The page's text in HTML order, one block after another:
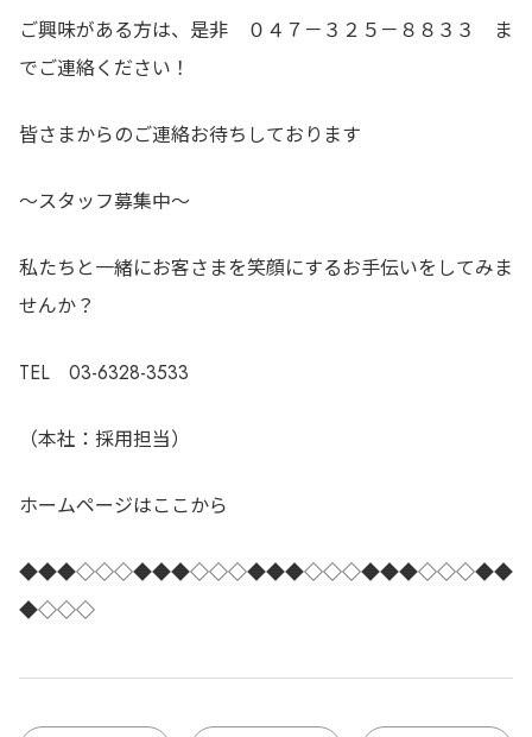
ご興味がある方は、是非 ０４７－３２５－８８３３ ま
でご連絡ください！
皆さまからのご連絡お待ちしております
～スタッフ募集中～
私たちと一緒にお客さまを笑顔にするお手伝いをしてみま
せんか？
TEL 03-6328-3533
（本社：採用担当）
ホームページはここから
◆◆◆◇◇◇◆◆◆◇◇◇◆◆◆◇◇◇◆◆◆◇◇◇◆◆
◆◇◇◇